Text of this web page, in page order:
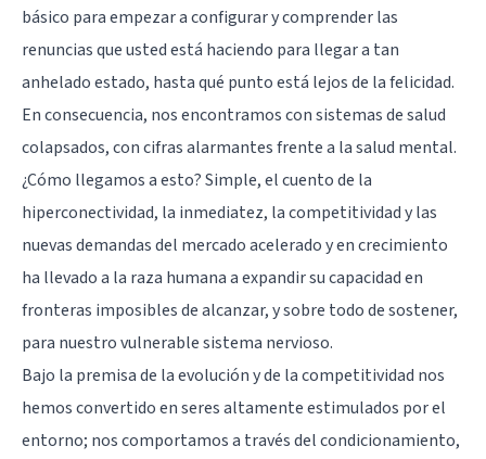
básico para empezar a configurar y comprender las
renuncias que usted está haciendo para llegar a tan
anhelado estado, hasta qué punto está lejos de la felicidad.
En consecuencia, nos encontramos con sistemas de salud
colapsados, con cifras alarmantes frente a la salud mental.
¿Cómo llegamos a esto? Simple, el cuento de la
hiperconectividad, la inmediatez, la competitividad y las
nuevas demandas del mercado acelerado y en crecimiento
ha llevado a la raza humana a expandir su capacidad en
fronteras imposibles de alcanzar, y sobre todo de sostener,
para nuestro vulnerable sistema nervioso.
Bajo la premisa de la evolución y de la competitividad nos
hemos convertido en seres altamente estimulados por el
entorno; nos comportamos a través del condicionamiento,